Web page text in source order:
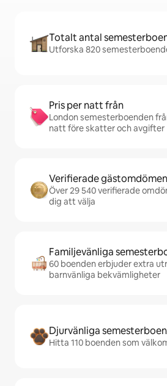
Totalt antal
Utforska 820
Pris per natt från
London semesterboenden
natt före skatter och avgifter
Verifierade gästomdömen
Över 29 540 verifierade
dig att välja
Familjevänliga
60 boenden erbjuder extra
barnvänliga bekvämligheter
Djurvänliga
Hitta 110 boenden som